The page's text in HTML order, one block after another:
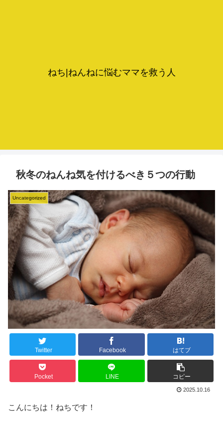
ねち|ねんねに悩むママを救う人
秋冬のねんね気を付けるべき５つの行動
Uncategorized
Twitter Facebook はてブ
Pocket LINE コピー
2025.10.16
こんにちは！ねちです！